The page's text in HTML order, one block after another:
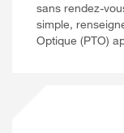
sans rendez-
simple,
Optique (PTO)